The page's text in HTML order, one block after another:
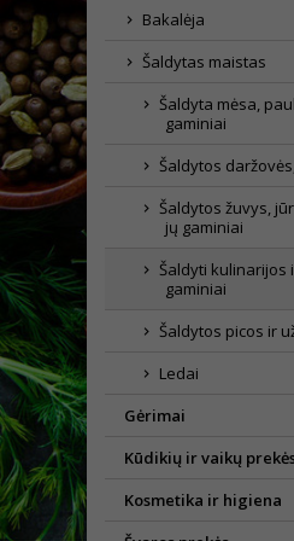
Bakalėja
Šaldytas maistas
Šaldyta mėsa,
gaminiai
Šaldytos
Šaldytos žuvys,
jų gaminiai
Šaldyti kulinarijos
gaminiai
Šaldytos picos ir
Ledai
Gėrimai
Kūdikių ir vaikų
Kosmetika ir higiena